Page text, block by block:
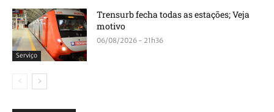
Serviço
Trensurb fecha todas as estações; Veja
motivo
06/08/2026 - 21h36